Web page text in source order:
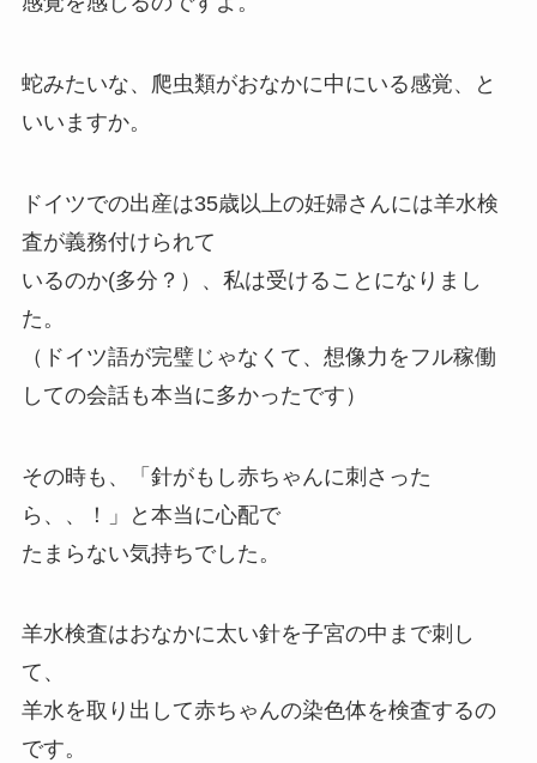
蛇みたいな、爬虫類がおなかに中にいる感覚、と
いいますか。
ドイツでの出産は35歳以上の妊婦さんには羊水検
査が義務付けられて
いるのか(多分？）、私は受けることになりまし
た。
（ドイツ語が完璧じゃなくて、想像力をフル稼働
しての会話も本当に多かったです）
その時も、「針がもし赤ちゃんに刺さった
ら、、！」と本当に心配で
たまらない気持ちでした。
羊水検査はおなかに太い針を子宮の中まで刺し
て、
羊水を取り出して赤ちゃんの染色体を検査するの
です。